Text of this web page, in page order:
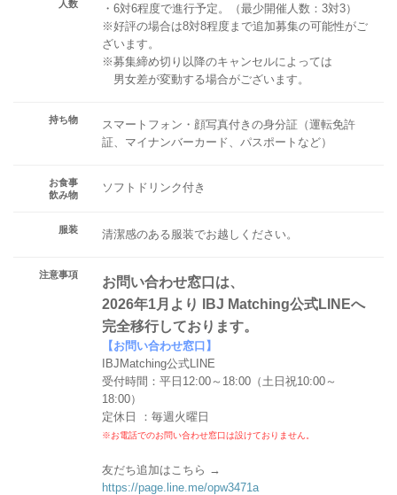
人数
・6対6程度で進行予定。（最少開催人数：3対3）
※好評の場合は8対8程度まで追加募集の可能性がご
ざいます。
※募集締め切り以降のキャンセルによっては
男女差が変動する場合がございます。
持ち物
スマートフォン・顔写真付きの身分証（運転免許
証、マイナンバーカード、パスポートなど）
お食事
飲み物
ソフトドリンク付き
服装 清潔感のある服装でお越しください。
注意事項
お問い合わせ窓口は、
2026年1月より IBJ Matching公式LINEへ
完全移行しております。
【お問い合わせ窓口】
IBJMatching公式LINE
受付時間：平日12:00～18:00（土日祝10:00～
18:00）
定休日 ：毎週火曜日
※お電話でのお問い合わせ窓口は設けておりません。
友だち追加はこちら →
https://page.line.me/opw3471a